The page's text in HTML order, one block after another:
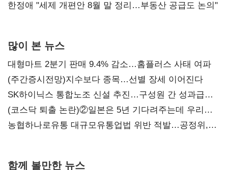
한정애 "세제 개편안 8월 말 정리…부동산 공급도 논의"
많이 본 뉴스
대형마트 2분기 판매 9.4% 감소…홈플러스 사태 여파
(주간증시전망)지수보다 종목…선별 장세 이어진다
SK하이닉스 통합노조 신설 추진…구성원 간 성과급
불만 확산
(코스닥 퇴출 논란)②일본은 5년 기다려주는데 우리는
당장 퇴출?…시간만으론 부족한 코스닥 구하기
농협하나로유통 대규모유통업법 위반 적발…공정위,
함께 볼만한 뉴스